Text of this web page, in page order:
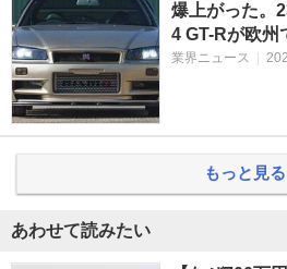
爆上がった。
4 GT-Rが欧州
業界ニュース
もっと見る
あわせて読みたい